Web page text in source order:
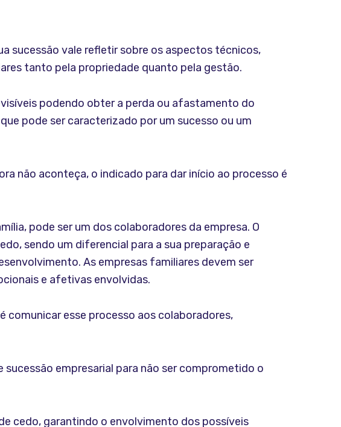
sucessão vale refletir sobre os aspectos técnicos,
tanto pela propriedade quanto pela gestão.
podendo obter a perda ou afastamento do
pode ser caracterizado por um sucesso ou um
não aconteça, o indicado para dar início ao processo é
pode ser um dos colaboradores da empresa. O
sendo um diferencial para a sua preparação e
As empresas familiares devem ser
e afetivas envolvidas.
comunicar esse processo aos colaboradores,
empresarial para não ser comprometido o
cedo, garantindo o envolvimento dos possíveis